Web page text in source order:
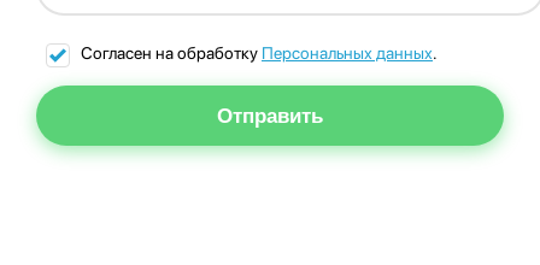
Согласен на обработку Персональных данных.
Отправить